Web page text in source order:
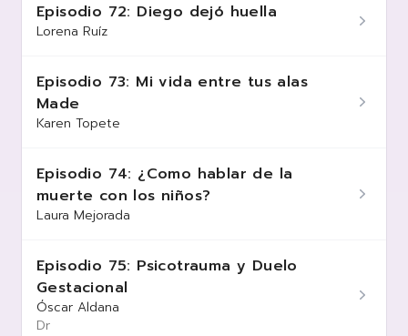
Episodio 72: Diego dejó huella
Lorena Ruíz
Episodio 73: Mi vida entre tus alas
Made
Karen Topete
Episodio 74: ¿Como hablar de la
muerte con los niños?
Laura Mejorada
Episodio 75: Psicotrauma y Duelo
Gestacional
Óscar Aldana
Dr